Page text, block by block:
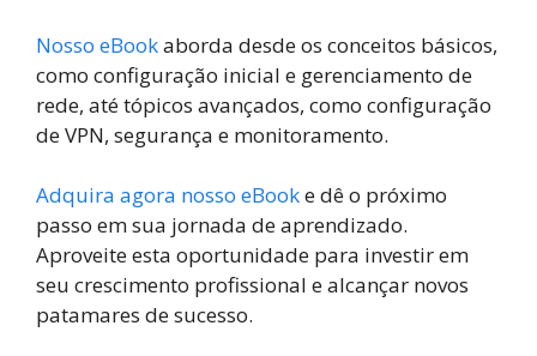
Nosso eBookaborda desde os conceitos básicos,
como configuração inicial e gerenciamento de
rede, até tópicos avançados, como configuração
de VPN, segurança e monitoramento.
Adquira agora nosso eBooke dê o próximo
passo em sua jornada de aprendizado.
Aproveite esta oportunidade para investir em
seu crescimento profissional e alcançar novos
patamares de sucesso.